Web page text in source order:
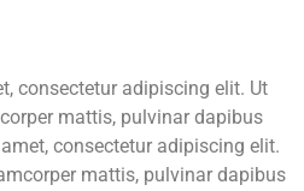
consectetur adipiscing elit. Ut
mattis, pulvinar dapibus
consectetur adipiscing elit.
mattis, pulvinar dapibus